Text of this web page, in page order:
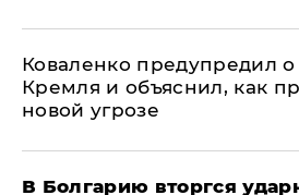
Коваленко предупредил о
Кремля и объяснил, как
новой угрозе
В Болгарию вторгся